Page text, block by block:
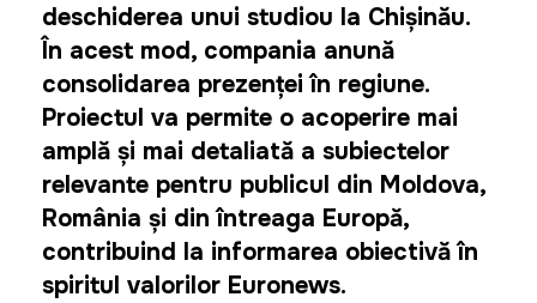
deschiderea unui studiou la Chișinău.
În acest mod, compania anunță
consolidarea prezenței în regiune.
Proiectul va permite o acoperire mai
amplă și mai detaliată a subiectelor
relevante pentru publicul din Moldova,
România și din întreaga Europă,
contribuind la informarea obiectivă în
spiritul valorilor Euronews.